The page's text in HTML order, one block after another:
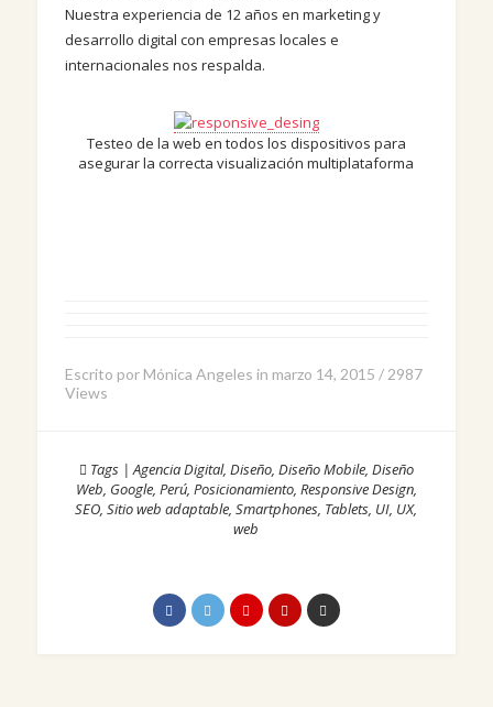
Nuestra experiencia de 12 años en marketing y
desarrollo digital con empresas locales e
internacionales nos respalda.
Testeo de la web en todos los dispositivos para
asegurar la correcta visualización multiplataforma
Escrito por Mónica Angeles in marzo 14, 2015 / 2987
Views
Tags|Agencia Digital, Diseño, Diseño Mobile, Diseño
Web, Google, Perú, Posicionamiento, Responsive Design,
SEO,Sitio web adaptable,Smartphones, Tablets, UI, UX,
web